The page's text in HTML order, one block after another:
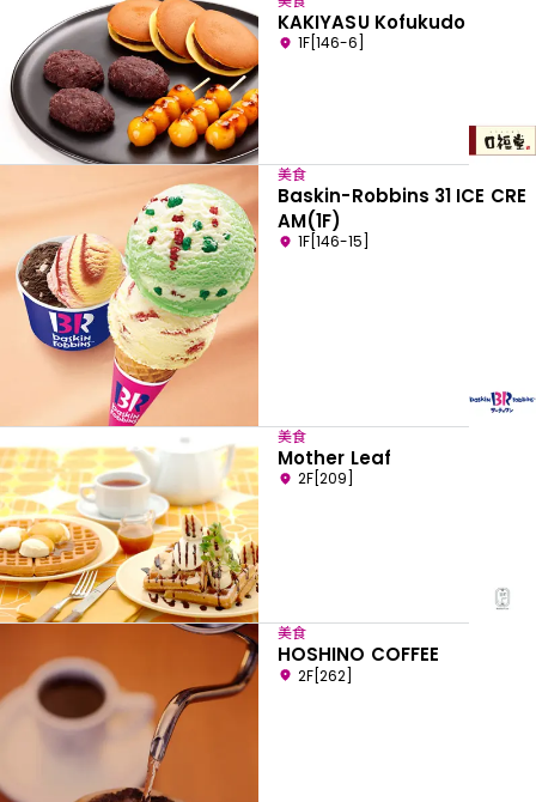
KAKIYASU Kofukudo
1F[146-6]
美食
Baskin-Robbins 31 ICE CRE
AM(1F)
1F[146-15]
美食
Mother Leaf
2F[209]
美食
HOSHINO COFFEE
2F[262]